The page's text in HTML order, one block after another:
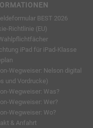
BEST 2026
Richtlinie (EU)
iPad für iPad-Klasse
Wegweiser: Nelson digital
und Vordrucke)
Wegweiser: Was?
Wegweiser: Wer?
Wegweiser: Wo?
& Anfahrt